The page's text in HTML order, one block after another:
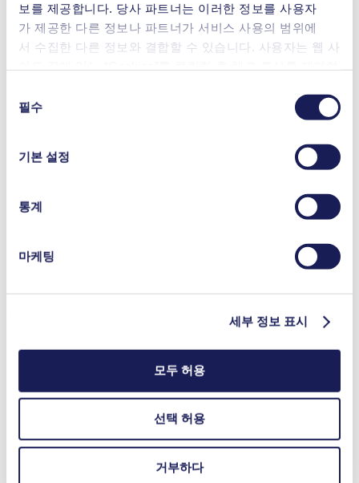
보를 제공합니다. 당사 파트너는 이러한 정보를 사용자
가 제공한 다른 정보나 파트너가 서비스 사용의 범위에
서 수집한 다른 정보와 결합할 수 있습니다. 사용자는 웹 사
사용 중인 쿠키와 그 목적, 법적 토대, 저장 기간 등에 관
개인정보 취급 방침]을 참조하십
필수
기본 설정
통계
마케팅
세부 정보 표시
모두 허용
선택 허용
거부하다
작은 사용공간
단순하고 직관적인 작동
매뉴얼, 아날로그, 반응적 제어
자급식, 시운전 가능
내화학성 증진을 위해 다양한 재질 구성 가능
다이아프램 재질: PTFE-코팅
LIQUIPORT® NF 1.300 RC
Datasheet LIQUIPORT® NF 1.300 RC
Operating Manual LIQUIPORT® NF 1.300 RC
주문번호
풋 스위치 RC Plus version
160474